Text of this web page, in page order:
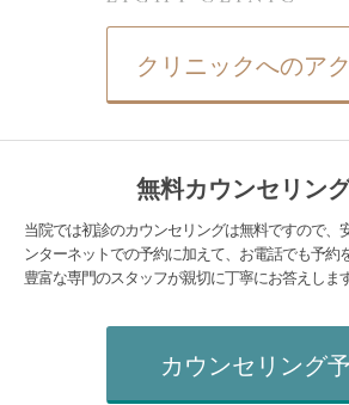
クリニックへのア
無料カウンセリン
当院では初診のカウンセリングは無料ですので、
ンターネットでの予約に加えて、お電話でも予約
豊富な専門のスタッフが親切に丁寧にお答えします
カウンセリング